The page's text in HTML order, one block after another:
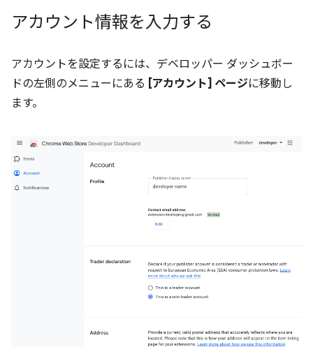
アカウント情報を入力する
アカウントを設定するには、デベロッパー ダッシュボー
ドの左側のメニューにある [アカウント] ページに移動し
ます。